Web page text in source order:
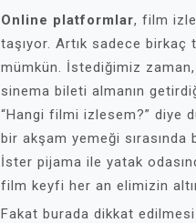
Online platformlar, film
taşıyor. Artık sadece
mümkün. İstediğimiz
sinema bileti almanın
“Hangi filmi izlesem?” diye
bir akşam yemeği
İster pijama ile yatak
film keyfi her an elimizin
Fakat burada dikkat